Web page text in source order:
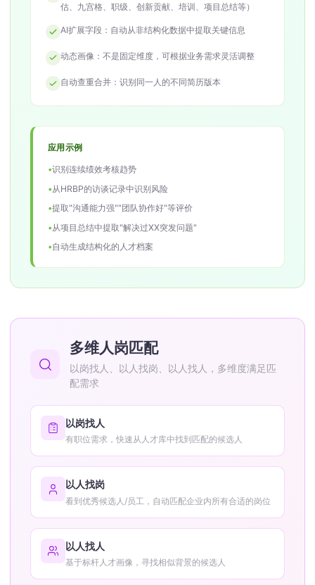
估、九宫格、职级、创新贡献、培训、项目总结等）
AI扩展字段：自动从非结构化数据中提取关键信息
动态画像：不是固定维度，可根据业务需求灵活调整
自动查重合并：识别同一人的不同简历版本
应用示例
•识别连续绩效考核趋势
• 从HRBP的访谈记录中识别风险
•提取"沟通能力强""团队协作好"等评价
• 从项目总结中提取"解决过XX突发问题"
•自动生成结构化的人才档案
多维人岗匹配
以岗找人、以人找岗、以人找人，多维度满足匹
配需求
以岗找人
有职位需求，快速从人才库中找到匹配的候选人
以人找岗
看到优秀候选人/员工，自动匹配企业内所有合适的岗位
以人找人
基于标杆人才画像，寻找相似背景的候选人